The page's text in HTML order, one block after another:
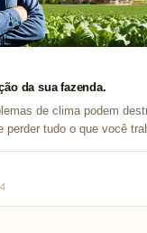
da sua fazenda.
de clima podem
perder tudo o que você